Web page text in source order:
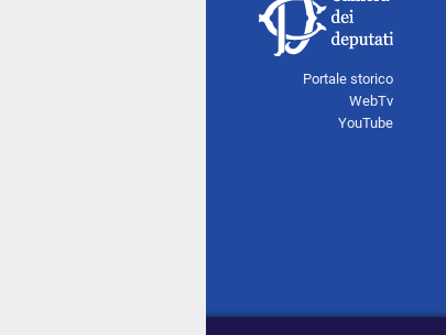
Portale storico
WebTv
YouTube